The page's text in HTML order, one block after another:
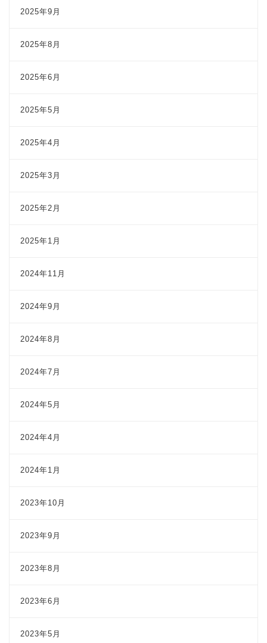
2025年9月
2025年8月
2025年6月
2025年5月
2025年4月
2025年3月
2025年2月
2025年1月
2024年11月
2024年9月
2024年8月
2024年7月
2024年5月
2024年4月
2024年1月
2023年10月
2023年9月
2023年8月
2023年6月
2023年5月